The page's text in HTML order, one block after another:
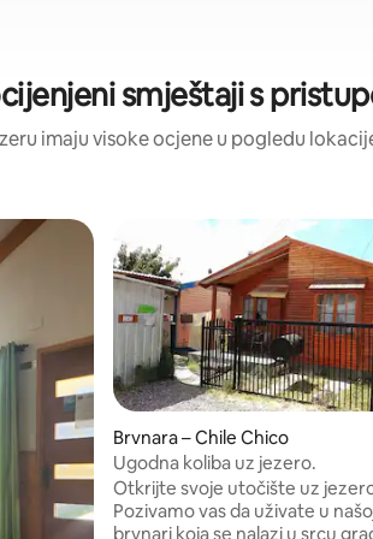
smještaji s
imaju visoke ocjene u pogledu
Brvnara – Chile Chico
Ugodna koliba uz jezero.
Otkrijte svoje utočište uz
Pozivamo vas da uživate u
brvnari koja se nalazi u srcu